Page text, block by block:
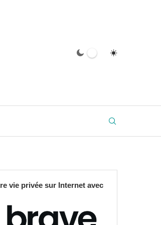
vie privée sur Internet avec